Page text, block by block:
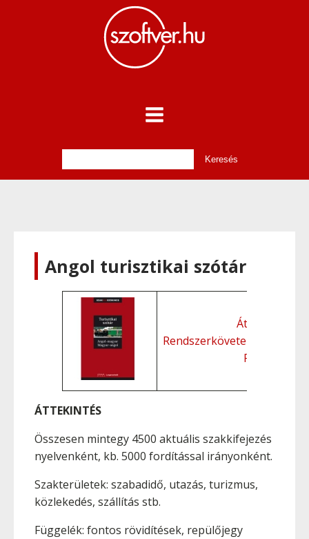
Angol turisztikai szótár
Áttekintés
Rendszerkövetelmények
Funkciók
ÁTTEKINTÉS
Összesen mintegy 4500 aktuális szakkifejezés
nyelvenként, kb. 5000 fordítással irányonként.
Szakterületek: szabadidő, utazás, turizmus,
közlekedés, szállítás stb.
Függelék: fontos rövidítések, repülőjegy